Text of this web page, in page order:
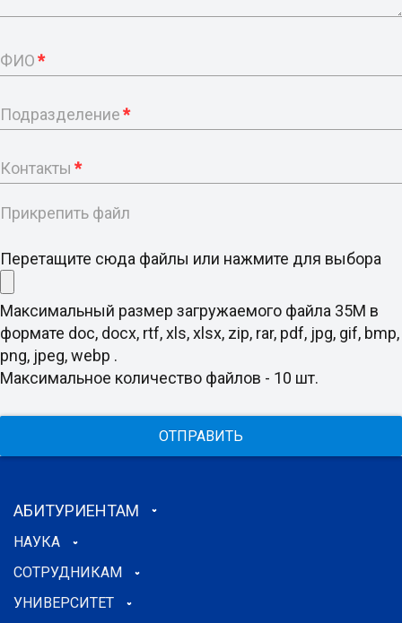
ФИО*
Подразделение*
Контакты *
Прикрепить файл
Перетащите сюда файлы или нажмите для выбора
Максимальный размер загружаемого файла 35M в
формате doc, docx, rtf, xls, xlsx, zip, rar, pdf, jpg, gif, bmp,
png, jpeg, webp .
Максимальное количество файлов - 10 шт.
ОТПРАВИТЬ
АБИТУРИЕНТАМ
НАУКА
СОТРУДНИКАМ
УНИВЕРСИТЕТ